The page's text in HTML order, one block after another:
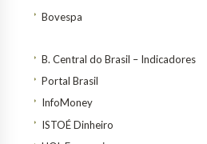
Bovespa
B. Central do Brasil – Indicadores
Portal Brasil
InfoMoney
ISTOÉ Dinheiro